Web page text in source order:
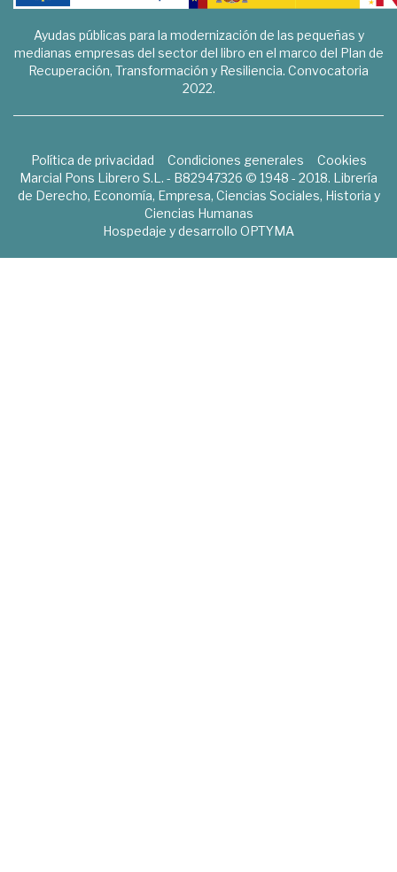
Ayudas públicas para la modernización de las pequeñas y
medianas empresas del sector del libro en el marco del Plan de
Recuperación, Transformación y Resiliencia. Convocatoria
2022.
Política de privacidad Condiciones generales
Cookies
Marcial Pons Librero S.L. - B82947326 © 1948 - 2018. Librería
de Derecho, Economía, Empresa, Ciencias Sociales, Historia y
Ciencias Humanas
Hospedaje y desarrollo OPTYMA